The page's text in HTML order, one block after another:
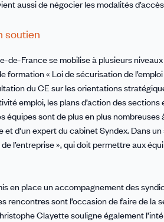
aussi de négocier les modalités
soutien
de-France se mobilise à plusieurs
formation « Loi de sécurisation de
du CE sur les orientations
emploi, les plans d’action des
équipes sont de plus en plus
et d'un expert du cabinet Syndex. Dans
l’entreprise », qui doit permettre aux
en place un accompagnement des
rencontres sont l’occasion de faire de
Clayette souligne également